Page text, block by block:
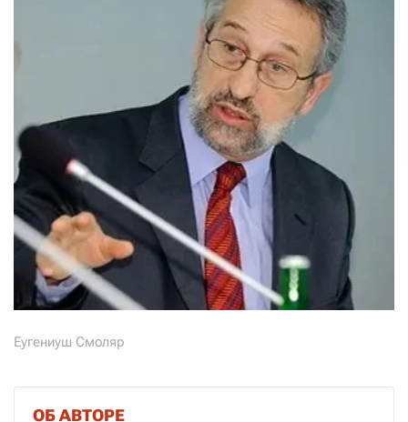
Еугениуш Смоляр
ОБ АВТОРЕ